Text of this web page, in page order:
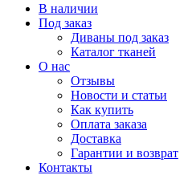
В наличии
Под заказ
Диваны под заказ
Каталог тканей
О нас
Отзывы
Новости и статьи
Как купить
Оплата заказа
Доставка
Гарантии и возврат
Контакты